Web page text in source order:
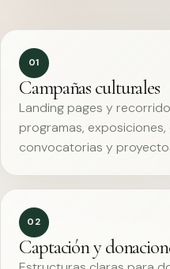
01
Campañas culturales
Landing pages y
programas, exposiciones,
convocatorias y
02
Captación y